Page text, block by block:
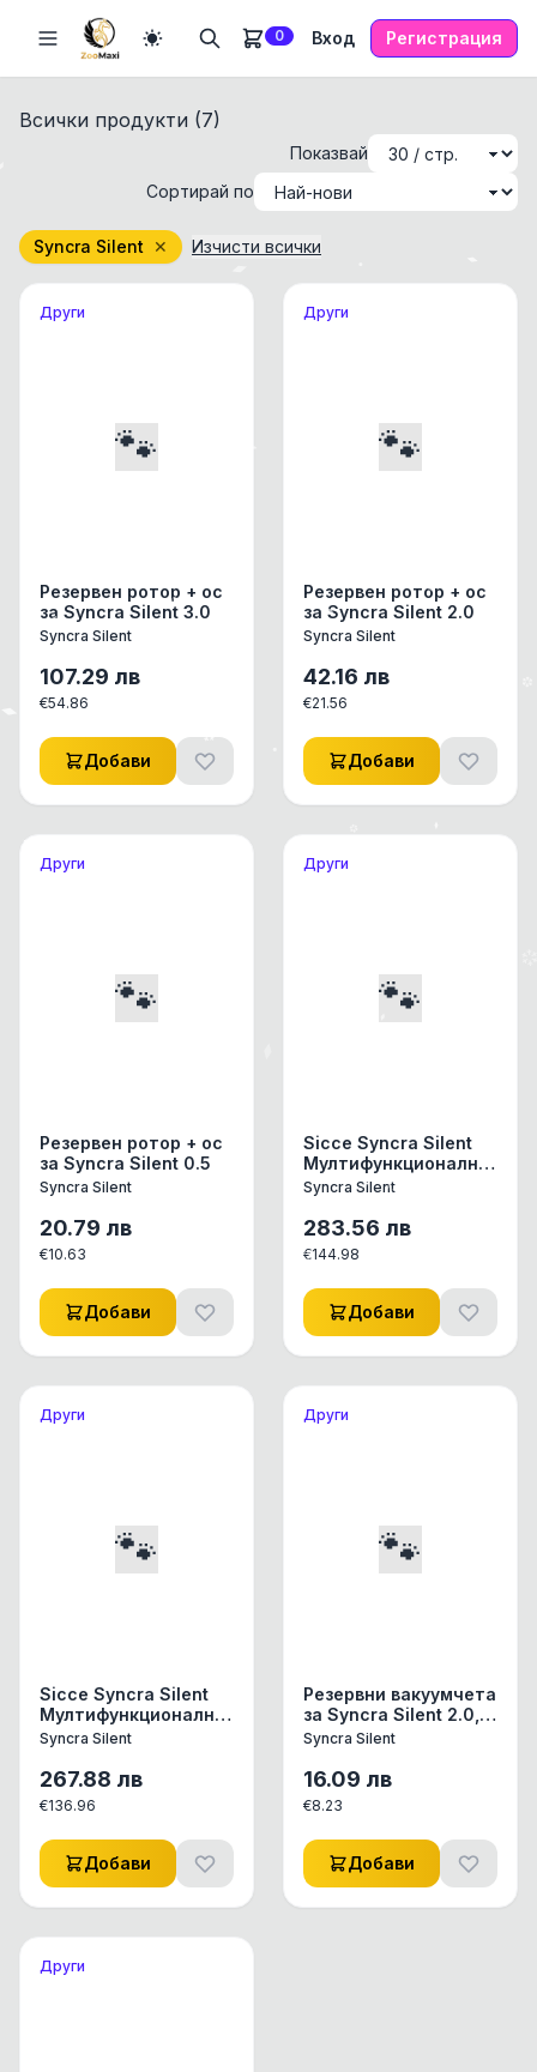
0 Вход Регистрация
Всички продукти (7)
Показвай
Сортирай по
Syncra Silent ✕ Изчисти всички
Други
🐾
Резервен ротор + ос
за Syncra Silent 3.0
Syncra Silent
107.29 лв
€54.86
Добави
Други
🐾
Резервен ротор + ос
за Syncra Silent 2.0
Syncra Silent
42.16 лв
€21.56
Добави
Други
🐾
Резервен ротор + ос
за Syncra Silent 0.5
Syncra Silent
20.79 лв
€10.63
Добави
Други
🐾
Sicce Syncra Silent
Мултифункционална
помпа 4.0, 3500л/ч,
Syncra Silent
283.56 лв
€144.98
Добави
Други
🐾
Sicce Syncra Silent
Мултифункционална
помпа 3.5, 2700л/ч,
Syncra Silent
267.88 лв
€136.96
Добави
Други
🐾
Резервни вакуумчета
за Syncra Silent 2.0,
2.5 и 3.0 - 4 бр.
Syncra Silent
16.09 лв
€8.23
Добави
Други